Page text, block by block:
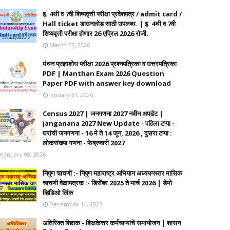
इ. 4थी व 7वी शिष्यवृत्ती परीक्षा प्रवेशपत्र / admit card /
Hall ticket डाउनलोड साठी उपलब्ध. | इ. 4थी व 7वी
शिष्यवृत्ती परीक्षा होणार 26 एप्रिल 2026 रोजी.
March 27, 2026
मंथन प्रज्ञाशोध परीक्षा 2026 प्रश्नपत्रिका व उत्तरपत्रिका
PDF | Manthan Exam 2026 Question
Paper PDF with answer key download
January 31, 2026
Census 2027 | जनगणना 2027 नवीन अपडेट |
janganana 2027 New Update - पहिला टप्पा -
घरांची जनगणना - 16 मे ते 14 जून, 2026 , दुसरा टप्पा :
लोकसंख्या गणना - फेब्रुवारी 2027
January 08, 2026
निपुण चाचणी :- निपुण महाराष्ट्र अभियान अध्ययनस्तर मासिक
चाचणी वेळापत्रक :- डिसेंबर 2025 ते मार्च 2026 | डेमो
व्हिडिओ लिंक
December 14, 2025
अतिरिक्त शिक्षक - शिक्षकेत्तर कर्मचाऱ्यांचे समायोजन | शासन